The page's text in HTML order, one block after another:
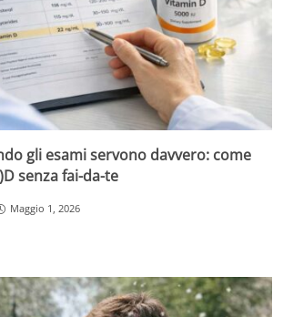
gli esami servono davvero: come
senza fai-da-te
Maggio 1, 2026